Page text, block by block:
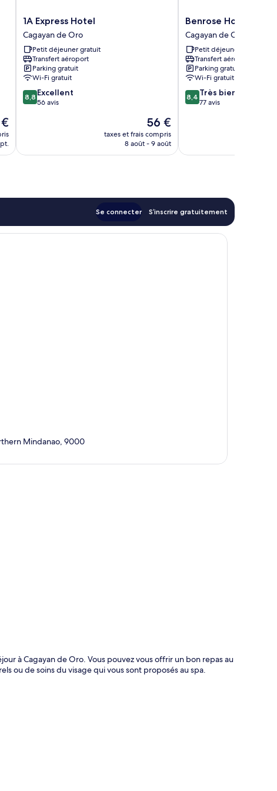
1A
Express
Hotel
Cagayan
de
Oro
1A Express Hotel
Cagayan de Oro
Petit déjeuner gratuit
Transfert aéroport
Parking gratuit
Wi-Fi gratuit
8.8
sur
8,8 Excellent
56 avis
Le
nouveau
prix
56 €
taxes et frais compris
8 août - 9 août
Benrose
Hotel
Cagayan
de
Oro
Benrose Hotel
Cagayan de Oro
Petit déjeuner gratuit
Transfert aéroport
Parking gratuit
Wi-Fi gratuit
8.4
sur
8,4 Très bien
77 avis
Se connecter S’inscrire gratuitement
Mindanao, 9000
à Cagayan de Oro. Vous pouvez vous offrir un bon repas au
ou de soins du visage qui vous sont proposés au spa.